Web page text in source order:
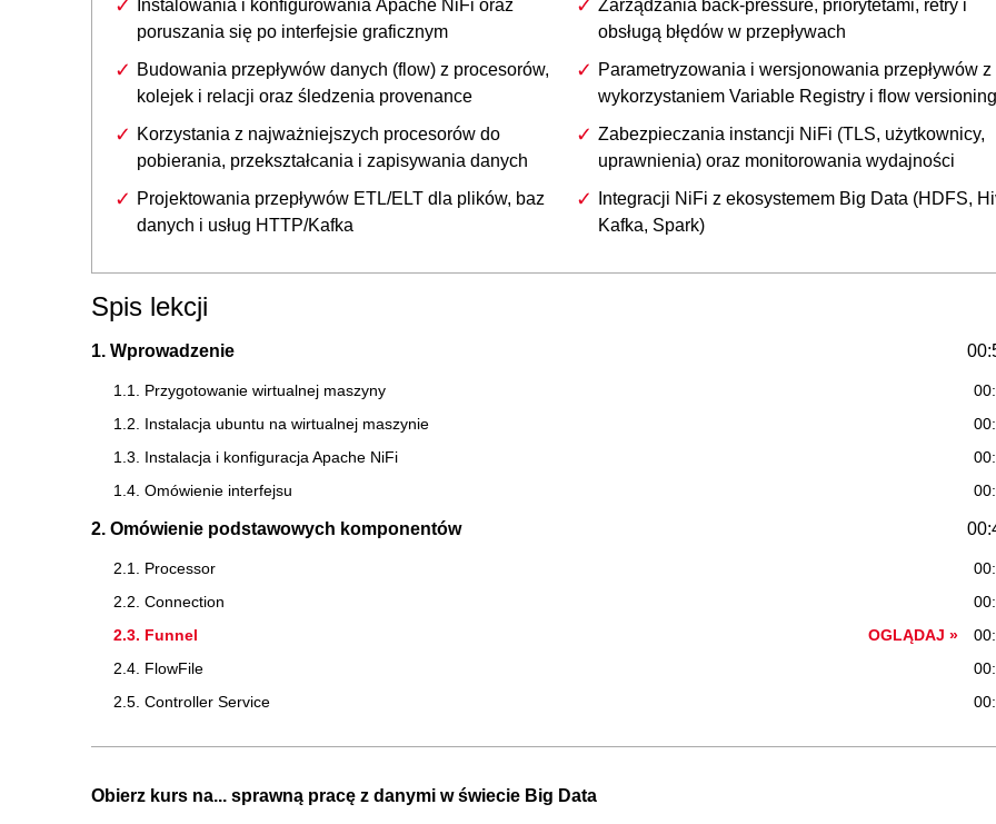
Instalowania i konfigurowania Apache NiFi oraz
poruszania się po interfejsie graficznym
Budowania przepływów danych (flow) z procesorów,
kolejek i relacji oraz śledzenia provenance
Korzystania z najważniejszych procesorów do
pobierania, przekształcania i zapisywania danych
Projektowania przepływów ETL/ELT dla plików, baz
danych i usług HTTP/Kafka
Zarządzania back-pressure, priorytetami, retry i
obsługą błędów w przepływach
Parametryzowania i wersjonowania przepływów z
wykorzystaniem Variable Registry i flow versioning
Zabezpieczania instancji NiFi (TLS, użytkownicy,
uprawnienia) oraz monitorowania wydajności
Integracji NiFi z ekosystemem Big Data (HDFS,
Kafka, Spark)
Spis lekcji
1. Wprowadzenie
1.1. Przygotowanie wirtualnej maszyny
1.2. Instalacja ubuntu na wirtualnej maszynie
1.3. Instalacja i konfiguracja Apache NiFi
1.4. Omówienie interfejsu
2. Omówienie podstawowych komponentów
2.1. Processor
2.2. Connection
2.3. Funnel
OGLĄDAJ »
2.4. FlowFile
2.5. Controller Service
Obierz kurs na... sprawną pracę z danymi w świecie Big Data